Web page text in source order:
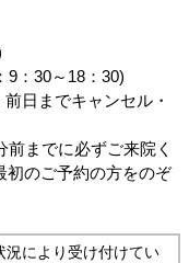
：30～18：30)
日までキャンセル・
までに必ずご来院く
初のご予約の方をのぞ
況により受け付けてい